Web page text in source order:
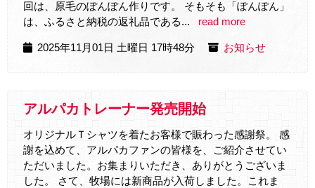
回は、原毛のぽんぽん作りです。 そもそも「ぽんぽん」
は、ふるさと納税の返礼品である...
read more
2025年11月01日 土曜日 17時48分 お知らせ
アルパカトレーナー発売開始
オリジナルＴシャツを着たお客様で賑わった感謝祭。 感
謝を込めて、アルパカファンの皆様を、ご紹介させてい
ただいました。お集まりいただき、ありがとうございま
した。 さて、牧場には新商品が入荷しました。これま